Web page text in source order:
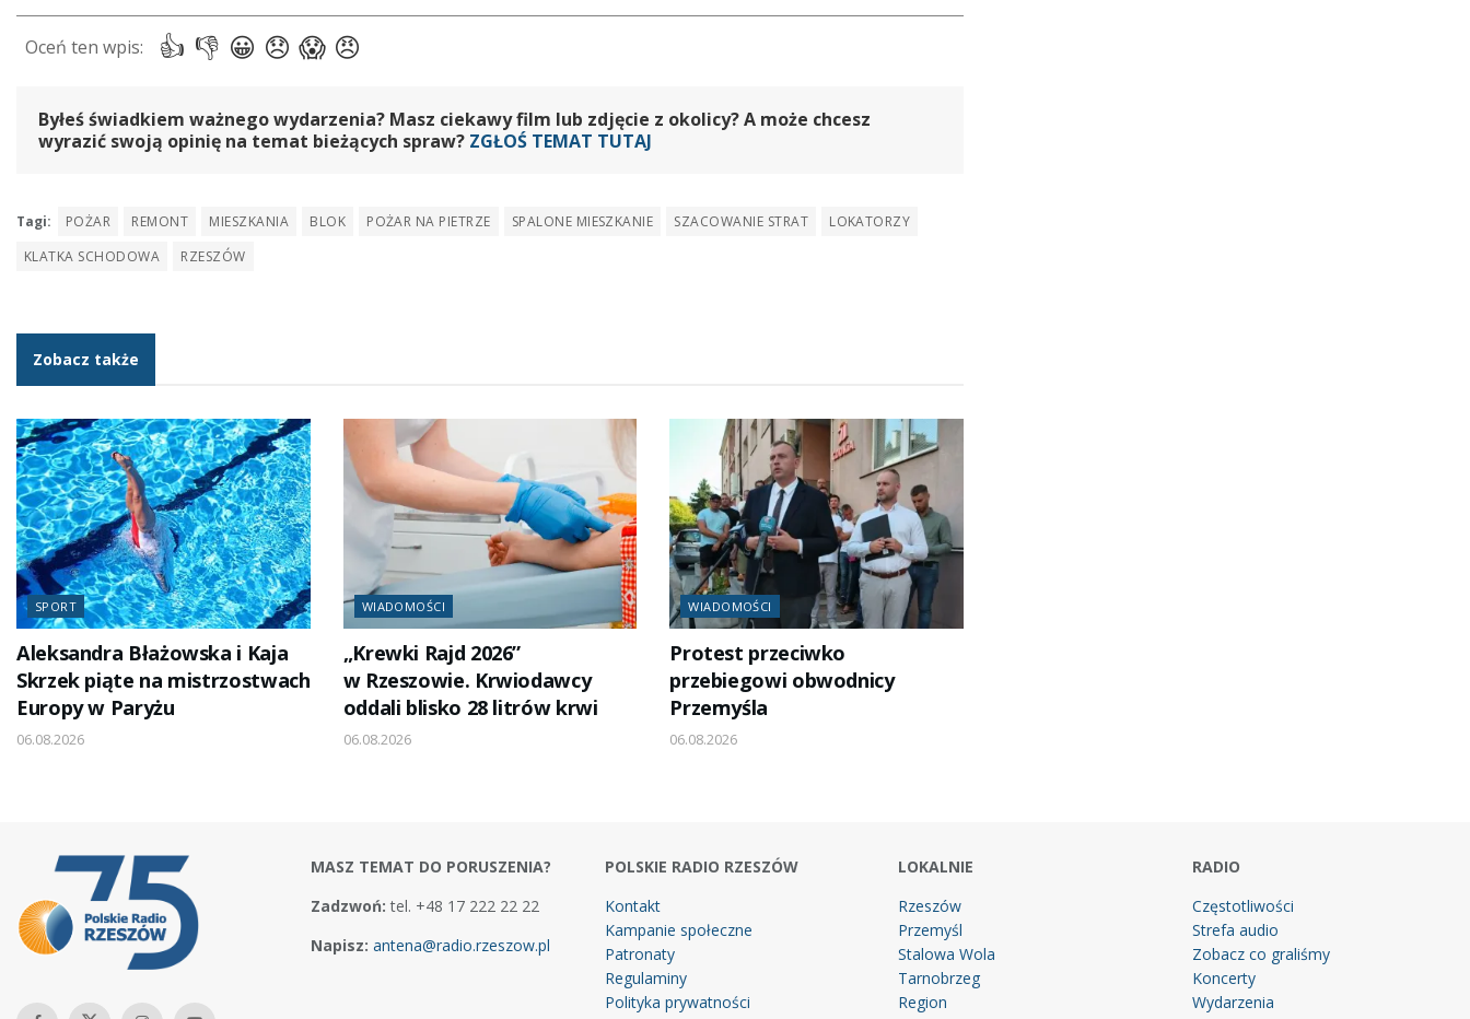
Byłeś świadkiem ważnego wydarzenia? Masz ciekawy film lub zdjęcie z okolicy? A może chcesz
wyrazić swoją opinię na temat bieżących spraw? ZGŁOŚ TEMAT TUTAJ
Tagi: POŻAR REMONT MIESZKANIA BLOK POŻAR NA PIETRZE SPALONE MIESZKANIE SZACOWANIE STRAT
LOKATORZY
KLATKA SCHODOWA
RZESZÓW
Zobacz także
SPORT
Aleksandra Błażowska i Kaja
Skrzek piąte na mistrzostwach
Europy w Paryżu
06.08.2026
WIADOMOŚCI
„Krewki Rajd 2026”
w Rzeszowie. Krwiodawcy
oddali blisko 28 litrów krwi
06.08.2026
WIADOMOŚCI
Protest przeciwko
przebiegowi obwodnicy
Przemyśla
06.08.2026
MASZ TEMAT DO PORUSZENIA?
Zadzwoń: tel. +48 17 222 22 22
Napisz: antena@radio.rzeszow.pl
POLSKIE RADIO RZESZÓW
Kontakt
Kampanie społeczne
Patronaty
Regulaminy
Polityka prywatności
LOKALNIE
Rzeszów
Przemyśl
Stalowa Wola
Tarnobrzeg
Region
RADIO
Częstotliwości
Strefa audio
Zobacz co graliśmy
Koncerty
Wydarzenia